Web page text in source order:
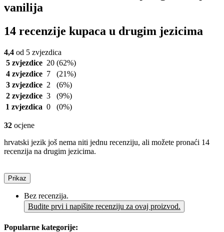
vanilija
14 recenzije kupaca u drugim jezicima
4,4 od 5 zvjezdica
5 zvjezdice 20 (62%)
4 zvjezdice 7
(21%)
3 zvjezdice 2
(6%)
2 zvjezdice 3
(9%)
1 zvjezdica 0 (0%)
32 ocjene
hrvatski jezik još nema niti jednu recenziju, ali možete pronaći 14
recenzija na drugim jezicima.
Prikaz
Bez recenzija.
Budite prvi i napišite recenziju za ovaj proizvod.
Popularne kategorije: